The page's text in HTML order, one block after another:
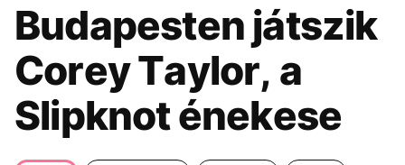
UTAZÁS
ÉLETMÓD DESIGN
BESZÉLGETÉSEK ARCOK
VIDEÓ TÖRTÉNETEK
Budapesten játszik
Corey Taylor, a
Slipknot énekese